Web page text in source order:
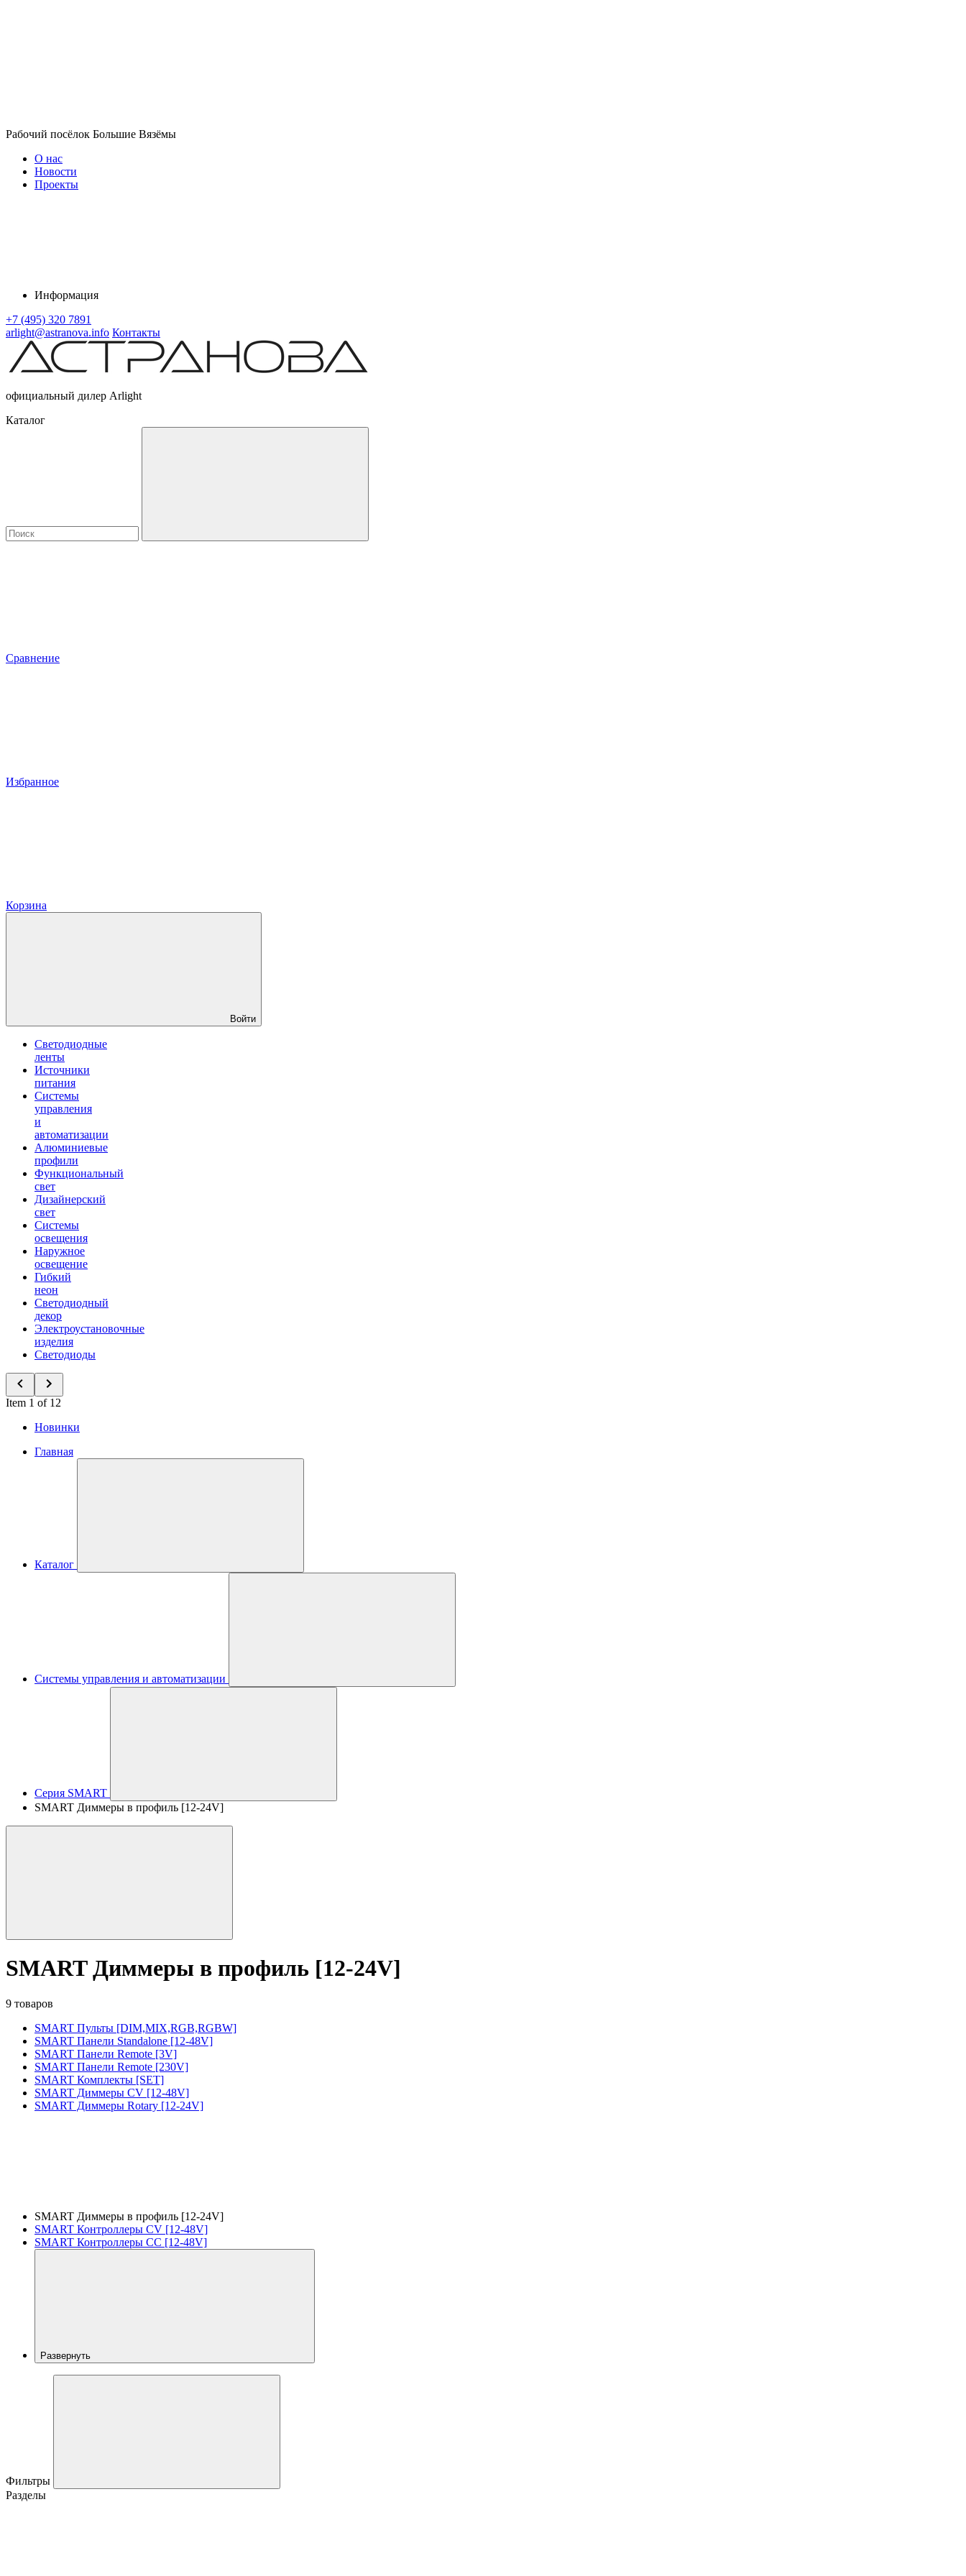
Рабочий посёлок Большие Вязёмы
О нас
Новости
Проекты
Информация
+7 (495) 320 7891
arlight@astranova.info Контакты
официальный дилер Arlight
Каталог
Сравнение
Избранное
Корзина
Войти
Светодиодные
ленты
Источники
питания
Системы
управления
и
автоматизации
Алюминиевые
профили
Функциональный
свет
Дизайнерский
свет
Системы
освещения
Наружное
освещение
Гибкий
неон
Светодиодный
декор
Электроустановочные
изделия
Светодиоды
Item 1 of 12
Новинки
Главная
Каталог
Системы управления и автоматизации
Серия SMART
SMART Диммеры в профиль [12-24V]
SMART Диммеры в профиль [12-24V]
9 товаров
SMART Пульты [DIM,MIX,RGB,RGBW]
SMART Панели Standalone [12-48V]
SMART Панели Remote [3V]
SMART Панели Remote [230V]
SMART Комплекты [SET]
SMART Диммеры CV [12-48V]
SMART Диммеры Rotary [12-24V]
SMART Диммеры в профиль [12-24V]
SMART Контроллеры CV [12-48V]
SMART Контроллеры CC [12-48V]
Развернуть
Фильтры
Разделы